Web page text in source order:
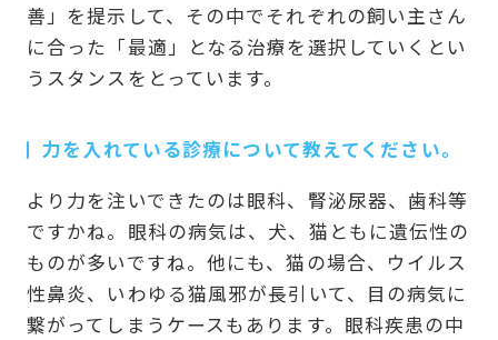
善」を提示して、その中でそれぞれの飼い主さん
に合った「最適」となる治療を選択していくとい
うスタンスをとっています。
力を入れている診療について教えてください。
より力を注いできたのは眼科、腎泌尿器、歯科等
ですかね。眼科の病気は、犬、猫ともに遺伝性の
ものが多いですね。他にも、猫の場合、ウイルス
性鼻炎、いわゆる猫風邪が長引いて、目の病気に
繋がってしまうケースもあります。眼科疾患の中